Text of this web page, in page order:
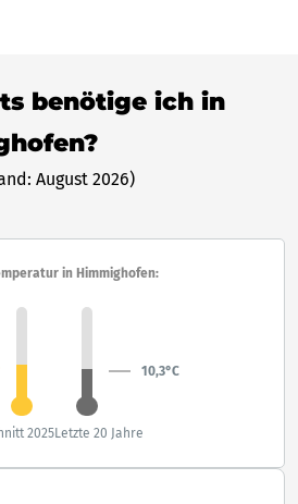
benötige ich in
August 2026)
in Himmighofen:
10,3°C
2025Letzte 20 Jahre